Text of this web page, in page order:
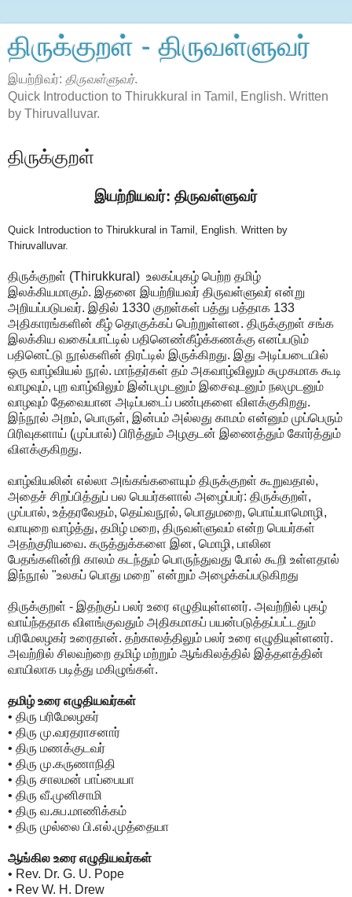
திருக்குறள் - திருவள்ளுவர்
இயற்றிவர்: திருவள்ளுவர்.
Quick Introduction to Thirukkural in Tamil, English. Written
by Thiruvalluvar.
திருக்குறள்
இயற்றியவர்: திருவள்ளுவர்
Quick Introduction to Thirukkural in Tamil, English. Written by
Thiruvalluvar.
திருக்குறள் (Thirukkural) உலகப்புகழ் பெற்ற தமிழ்
இலக்கியமாகும். இதனை இயற்றியவர் திருவள்ளுவர் என்று
அறியப்படுபவர். இதில் 1330 குறள்கள் பத்து பத்தாக 133
அதிகாரங்களின் கீழ் தொகுக்கப் பெற்றுள்ளன. திருக்குறள் சங்க
இலக்கிய வகைப்பாட்டில் பதினெண்கீழ்க்கணக்கு எனப்படும்
பதினெட்டு நூல்களின் திரட்டில் இருக்கிறது. இது அடிப்படையில்
ஒரு வாழ்வியல் நூல். மாந்தர்கள் தம் அகவாழ்விலும் சுமுகமாக கூடி
வாழவும், புற வாழ்விலும் இன்பமுடனும் இசைவுடனும் நலமுடனும்
வாழவும் தேவையான அடிப்படைப் பண்புகளை விளக்குகிறது.
இந்நூல் அறம், பொருள், இன்பம் அல்லது காமம் என்னும் முப்பெரும்
பிரிவுகளாய் (முப்பால்) பிரித்தும் அழகுடன் இணைத்தும் கோர்த்தும்
விளக்குகிறது.
வாழ்வியலின் எல்லா அங்கங்களையும் திருக்குறள் கூறுவதால்,
அதைச் சிறப்பித்துப் பல பெயர்களால் அழைப்பர்: திருக்குறள்,
முப்பால், உத்தரவேதம், தெய்வநூல், பொதுமறை, பொய்யாமொழி,
வாயுறை வாழ்த்து, தமிழ் மறை, திருவள்ளுவம் என்ற பெயர்கள்
அதற்குரியவை. கருத்துக்களை இன, மொழி, பாலின
பேதங்களின்றி காலம் கடந்தும் பொருந்துவது போல் கூறி உள்ளதால்
இந்நூல் "உலகப் பொது மறை" என்றும் அழைக்கப்படுகிறது
திருக்குறள் - இதற்குப் பலர் உரை எழுதியுள்ளனர். அவற்றில் புகழ்
வாய்ந்ததாக விளங்குவதும் அதிகமாகப் பயன்படுத்தப்பட்டதும்
பரிமேலழகர் உரைதான். தற்காலத்திலும் பலர் உரை எழுதியுள்ளனர்.
அவற்றில் சிலவற்றை தமிழ் மற்றும் ஆங்கிலத்தில் இத்தளத்தின்
வாயிலாக படித்து மகிழுங்கள்.
தமிழ் உரை எழுதியவர்கள்
• திரு பரிமேலழகர்
• திரு மு.வரதராசனார்
• திரு மணக்குடவர்
• திரு மு.கருணாநிதி
• திரு சாலமன் பாப்பையா
• திரு வீ.முனிசாமி
• திரு வ.சுப.மாணிக்கம்
• திரு முல்லை பி.எல்.முத்தையா
ஆங்கில உரை எழுதியவர்கள்
• Rev. Dr. G. U. Pope
• Rev W. H. Drew